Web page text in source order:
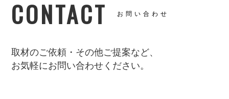
CONTACT お問い合わせ
取材のご依頼・その他ご提案など、
お気軽にお問い合わせください。